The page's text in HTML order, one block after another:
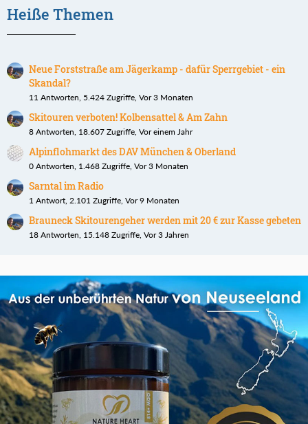
Heiße Themen
Neue Forststraße am Jägerkamp - dafür Sperrgebiet - ein
Skandal?
11 Antworten, 5.424 Zugriffe, Vor 3 Monaten
Skitouren verboten! Kolbensattel & Am Zahn
8 Antworten, 18.607 Zugriffe, Vor einem Jahr
Alpinflohmarkt des DAV München & Oberland
0 Antworten, 1.468 Zugriffe, Vor 3 Monaten
Sarntal im Radio
1 Antwort, 2.101 Zugriffe, Vor 9 Monaten
Brauneck Skitourengeher werden mit 20 € zur Kasse gebeten
18 Antworten, 15.148 Zugriffe, Vor 3 Jahren